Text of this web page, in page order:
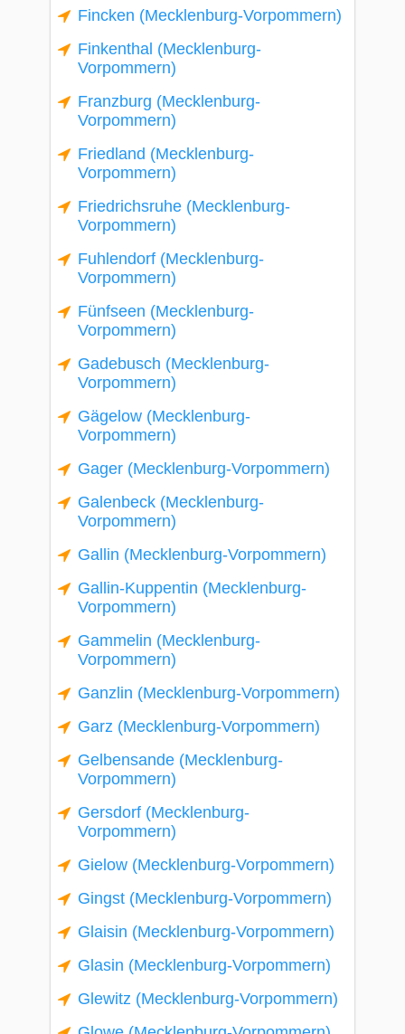
Fincken (Mecklenburg-Vorpommern)
Finkenthal (Mecklenburg-
Vorpommern)
Franzburg (Mecklenburg-
Vorpommern)
Friedland (Mecklenburg-
Vorpommern)
Friedrichsruhe (Mecklenburg-
Vorpommern)
Fuhlendorf (Mecklenburg-
Vorpommern)
Fünfseen (Mecklenburg-
Vorpommern)
Gadebusch (Mecklenburg-
Vorpommern)
Gägelow (Mecklenburg-
Vorpommern)
Gager (Mecklenburg-Vorpommern)
Galenbeck (Mecklenburg-
Vorpommern)
Gallin (Mecklenburg-Vorpommern)
Gallin-Kuppentin (Mecklenburg-
Vorpommern)
Gammelin (Mecklenburg-
Vorpommern)
Ganzlin (Mecklenburg-Vorpommern)
Garz (Mecklenburg-Vorpommern)
Gelbensande (Mecklenburg-
Vorpommern)
Gersdorf (Mecklenburg-
Vorpommern)
Gielow (Mecklenburg-Vorpommern)
Gingst (Mecklenburg-Vorpommern)
Glaisin (Mecklenburg-Vorpommern)
Glasin (Mecklenburg-Vorpommern)
Glewitz (Mecklenburg-Vorpommern)